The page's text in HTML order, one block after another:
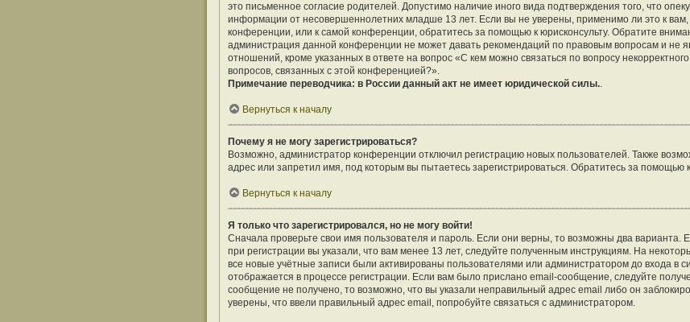
это письменное согласие родителей. Допустимо наличие иного вида подтверждения того, что
информации от несовершеннолетних младше 13 лет. Если вы не уверены, применимо ли это к вам,
конференции, или к самой конференции, обратитесь за помощью к юрисконсульту. Обратите
администрация данной конференции не может давать рекомендаций по правовым вопросам и не
отношений, кроме указанных в ответе на вопрос «С кем можно связаться по вопросу
вопросов, связанных с этой конференцией?».
Примечание переводчика: в России данный акт не имеет юридической силы..
Вернуться к началу
Почему я не могу зарегистрироваться?
Возможно, администратор конференции отключил регистрацию новых пользователей. Также
адрес или запретил имя, под которым вы пытаетесь зарегистрироваться. Обратитесь за помощью
Вернуться к началу
Я только что зарегистрировался, но не могу войти!
Сначала проверьте свои имя пользователя и пароль. Если они верны, то возможны два варианта.
при регистрации вы указали, что вам менее 13 лет, следуйте полученным инструкциям. На
все новые учётные записи были активированы пользователями или администратором до входа в
отображается в процессе регистрации. Если вам было прислано email-сообщение, следуйте
сообщение не получено, то возможно, что вы указали неправильный адрес email либо он
уверены, что ввели правильный адрес email, попробуйте связаться с администратором.